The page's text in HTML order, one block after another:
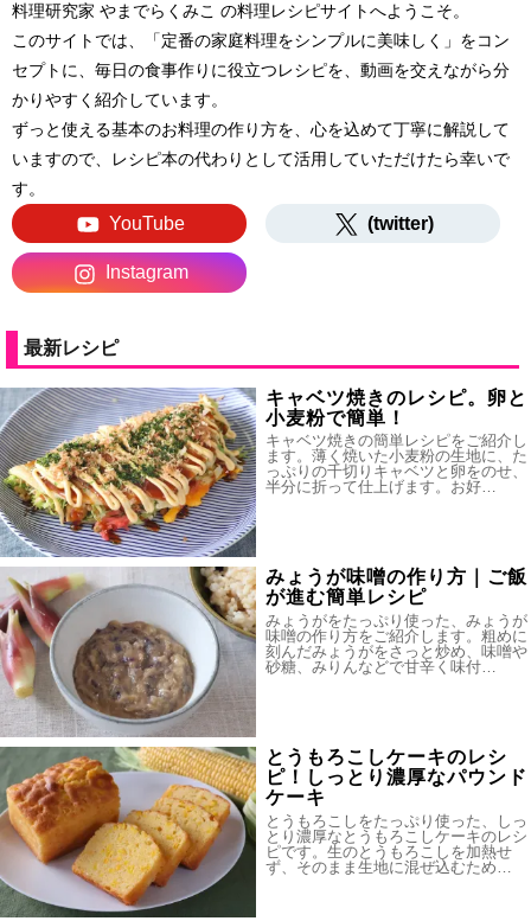
料理研究家 やまでらくみこ の料理レシピサイトへようこそ。
このサイトでは、「定番の家庭料理をシンプルに美味しく」をコン
セプトに、毎日の食事作りに役立つレシピを、動画を交えながら分
かりやすく紹介しています。
ずっと使える基本のお料理の作り方を、心を込めて丁寧に解説して
いますので、レシピ本の代わりとして活用していただけたら幸いで
す。
YouTube (twitter)
Instagram
最新レシピ
キャベツ焼きのレシピ。卵と
小麦粉で簡単！
キャベツ焼きの簡単レシピをご紹介し
ます。薄く焼いた小麦粉の生地に、た
っぷりの千切りキャベツと卵をのせ、
半分に折って仕上げます。お好…
みょうが味噌の作り方｜ご飯
が進む簡単レシピ
みょうがをたっぷり使った、みょうが
味噌の作り方をご紹介します。粗めに
刻んだみょうがをさっと炒め、味噌や
砂糖、みりんなどで甘辛く味付…
とうもろこしケーキのレシ
ピ！しっとり濃厚なパウンド
ケーキ
とうもろこしをたっぷり使った、しっ
とり濃厚なとうもろこしケーキのレシ
ピです。生のとうもろこしを加熱せ
ず、そのまま生地に混ぜ込むため…